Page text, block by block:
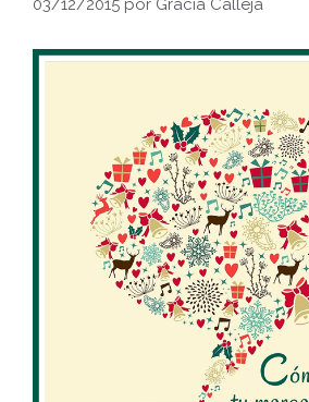
03/12/2015 por Gracia Calleja